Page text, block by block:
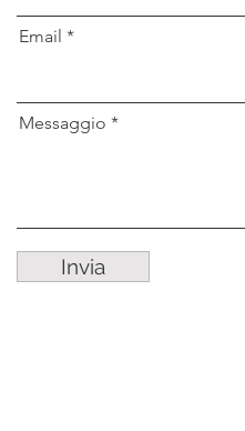
Email
Messaggio
Invia